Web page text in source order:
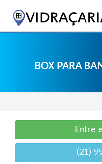
BOX PARA
Entre
(21)